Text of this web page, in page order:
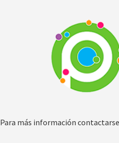
Para más información